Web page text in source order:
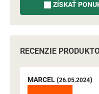
ZÍSKAŤ
RECENZIE
MARCEL (26.05.2024)